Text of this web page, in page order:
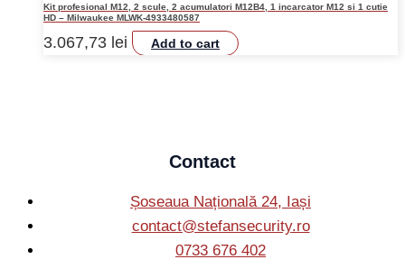
Kit profesional M12, 2 scule, 2 acumulatori M12B4, 1 incarcator M12 si 1 cutie
HD – Milwaukee MLWK-4933480587
3.067,73 lei Add to cart
Contact
Șoseaua Națională 24, Iași
contact@stefansecurity.ro
0733 676 402